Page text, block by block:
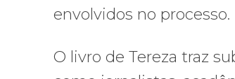
envolvidos no processo.
O livro de Tereza traz